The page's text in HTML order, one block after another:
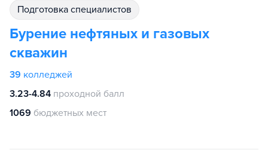
подготовка специалистов
Бурение нефтяных и газовых
скважин
39 колледжей
3.23-4.84 проходной балл
1069 бюджетных мест